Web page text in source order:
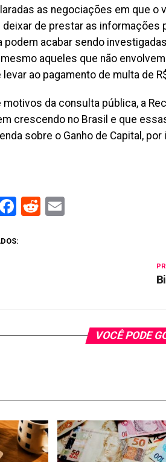
as negociações em que o
deixar de prestar as informações
podem acabar sendo
aqueles que não
ao pagamento de multa de
motivos da consulta pública, a
crescendo no Brasil e que
sobre o Ganho de Capital,
Facebook
Reddit
VOCÊ PODE